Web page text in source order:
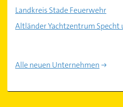
Landkreis Stade Feuerwehr
Altländer Yachtzentrum Specht
Alle neuen Unternehmen